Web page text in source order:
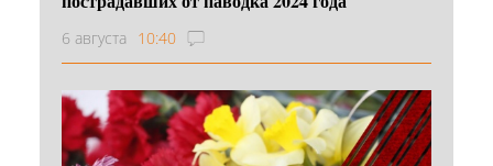
6 августа 10:40